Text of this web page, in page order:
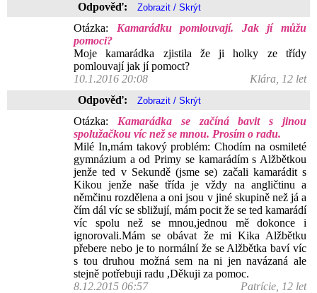
Odpověď:
Otázka: Kamarádku pomlouvají. Jak jí můžu
pomoci?
Moje kamarádka zjistila že ji holky ze třídy
pomlouvají jak jí pomoct?
10.1.2016 20:08
Klára, 12 let
Odpověď:
Otázka: Kamarádka se začíná bavit s jinou
spolužačkou víc než se mnou. Prosím o radu.
Milé In,mám takový problém: Chodím na osmileté
gymnázium a od Primy se kamarádím s Alžbětkou
jenže ted v Sekundě (jsme se) začali kamarádit s
Kikou jenže naše třída je vždy na angličtinu a
němčinu rozdělena a oni jsou v jiné skupině než já a
čím dál víc se sbližují, mám pocit že se ted kamarádí
víc spolu než se mnou,jednou mě dokonce i
ignorovali.Mám se obávat že mi Kika Alžbětku
přebere nebo je to normální že se Alžbětka baví víc
s tou druhou možná sem na ni jen navázaná ale
stejně potřebuji radu ,Děkuji za pomoc.
8.12.2015 06:57
Patrície, 12 let